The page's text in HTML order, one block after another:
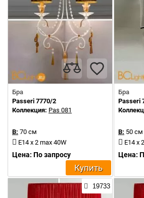
Бра
Passeri 7770/2
Коллекция: Pas 081
В: 70 см
E14 x 2 max 40W
Цена: По запросу
Купить
Бра
Passeri
В: 50 см
E14 x
Цена:
19733